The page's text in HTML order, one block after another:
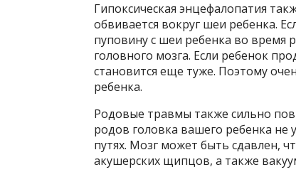
Гипоксическая энцефалопатия
обвивается вокруг шеи ребенка.
пуповину с шеи ребенка во время
головного мозга. Если ребенок
становится еще туже. Поэтому
ребенка.
Родовые травмы также сильно
родов головка вашего ребенка
путях. Мозг может быть сдавлен,
акушерских щипцов, а также